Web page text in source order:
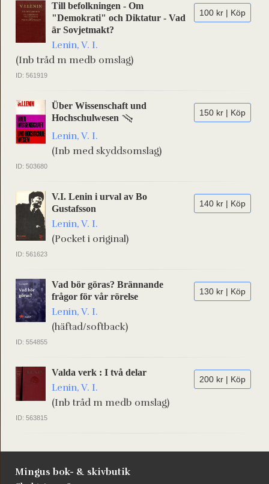
100 kr | Köp
Till befolkningen - Om
"Demokrati" och Diktatur - Vad
är Sovjetmakt?
Lenin, V. I.
(Inb tråd m medb omslag)
ID: 561919
150 kr | Köp
Über Wissenschaft und
Hochschulwesen
Lenin, V. I.
(Inb med skyddsomslag)
ID: 503680
140 kr | Köp
V.I. Lenin i urval av Bo
Gustafsson
Lenin, V. I.
(Pocket i original)
ID: 561623
130 kr | Köp
Vad bör göras? Brännande
frågor för vår rörelse
Lenin, V. I.
(häftad/softback)
ID: 554855
200 kr | Köp
Valda verk : I två delar
Lenin, V. I.
(Inb tråd m medb omslag)
ID: 563815
Mingus bok- & skivbutik